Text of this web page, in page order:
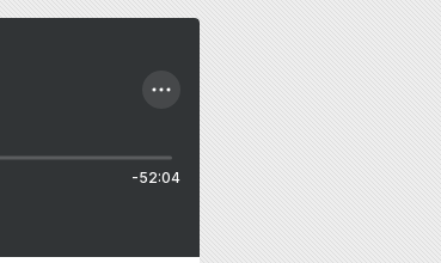
-52:04